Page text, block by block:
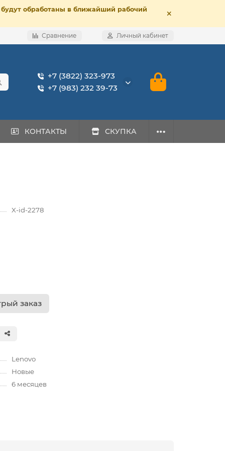
обработаны в ближайший рабочий
Сравнение Личный кабинет
+7 (3822) 323-973
+7 (983) 232 39-73
КОНТАКТЫ СКУПКА
X-id-2278
заказ
Lenovo
Новые
6 месяцев